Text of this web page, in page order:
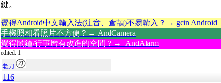
鍵。
覺得Android中文輸入法(注音、倉頡)不易輸入？→ gcin Android
手機照相看照片不方便？→ AndCamera
覺得鬧鐘/行事曆有改進的空間？→ AndAlarm
edited: 1
老刀
116